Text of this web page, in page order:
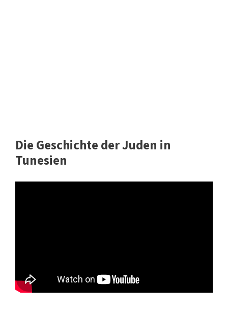
Die Geschichte der Juden in
Tunesien